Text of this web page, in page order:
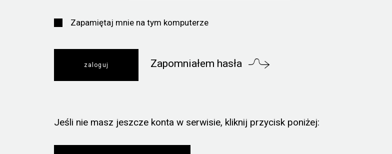
Zapamiętaj mnie na tym komputerze
Zapomniałem hasła
Jeśli nie masz jeszcze konta w serwisie, kliknij przycisk poniżej: